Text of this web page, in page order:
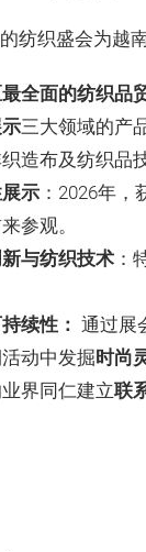
纺织盛会为越
全面的纺织品
三大领域的产
造布及纺织品
示 ：2026年
参观。
与纺织技术 ：
续性： 通过展
动中发掘时尚
界同仁建立联